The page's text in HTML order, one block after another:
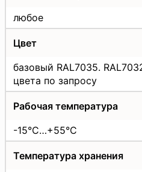
любое
Цвет
базовый RAL7035.
цвета по запросу
Рабочая температура
-15°C…+55°C
Температура хранения